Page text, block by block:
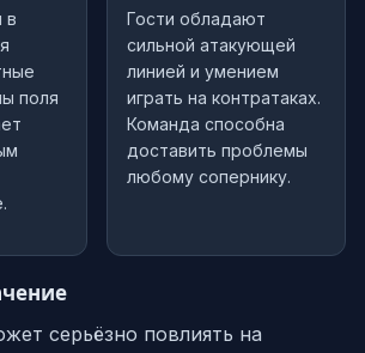
в
поля
Гости обладают
сильной атакующей
линией и умением
играть на контратаках.
Команда способна
доставить проблемы
любому сопернику.
серьёзно повлиять на